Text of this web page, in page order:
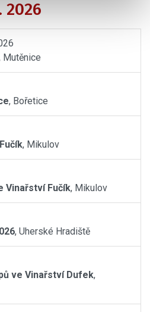
2026
Mutěnice
, Bořetice
, Mikulov
Vinařství Fučík, Mikulov
, Uherské Hradiště
ve Vinařství Dufek,